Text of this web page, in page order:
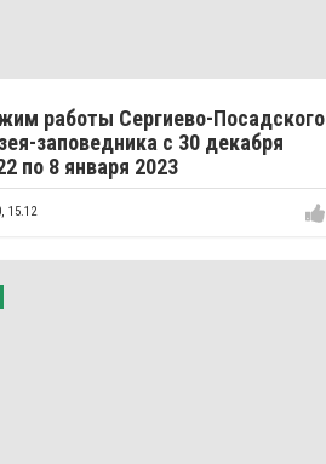
работы Сергиево-Посадского
заповедника с 30 декабря
по 8 января 2023
15.12